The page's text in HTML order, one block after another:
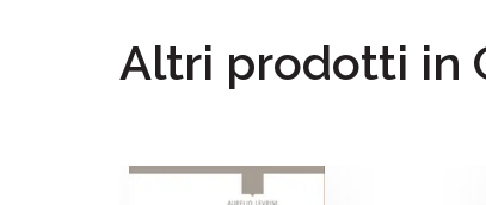
Altri prodotti in